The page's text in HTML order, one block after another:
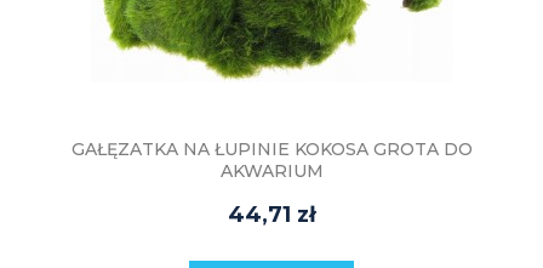
GAŁĘZATKA NA ŁUPINIE KOKOSA GROTA DO
AKWARIUM
44,71 zł